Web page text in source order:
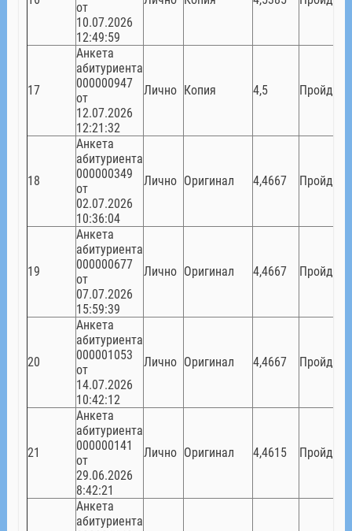
от
10.07.2026
12:49:59
17
Анкета
абитуриента
000000947
от
12.07.2026
12:21:32
Лично Копия 4,5
18
Анкета
абитуриента
000000349
от
02.07.2026
10:36:04
Лично Оригинал 4,4667
19
Анкета
абитуриента
000000677
от
07.07.2026
15:59:39
Лично Оригинал 4,4667
20
Анкета
абитуриента
000001053
от
14.07.2026
10:42:12
Лично Оригинал 4,4667
21
Анкета
абитуриента
000000141
от
29.06.2026
8:42:21
Лично Оригинал 4,4615
Анкета
абитуриента